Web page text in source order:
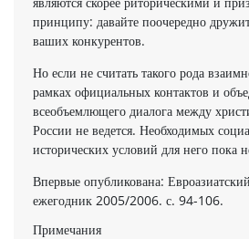
принципу: давайте поочередно
ваших конкурентов.
Но если не считать такого рода
рамках официальных контактов и
всеобъемлющего диалога между
России не ведется. Необходимых
исторических условий для него пока
Впервые опубликована:
ежегодник 2005/2006. с. 94-106.
Примечания